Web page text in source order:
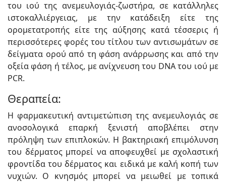
του ιού της ανεμευλογιάς-ζωστήρα, σε κατάλληλες
ιστοκαλλιέργειας, με την κατάδειξη είτε της
ορομετατροπής είτε της αύξησης κατά τέσσερις ή
περισσότερες φορές του τίτλου των αντισωμάτων σε
δείγματα ορού από τη φάση ανάρρωσης και από την
οξεία φάση ή τέλος, με ανίχνευση του DNA του ιού με
PCR.
Θεραπεία:
Η φαρμακευτική αντιμετώπιση της ανεμευλογιάς σε
ανοσολογικά επαρκή ξενιστή αποβλέπει στην
πρόληψη των επιπλοκών. Η βακτηριακή επιμόλυνση
του δέρματος μπορεί να αποφευχθεί με σχολαστική
φροντίδα του δέρματος και ειδικά με καλή κοπή των
νυχιών. Ο κνησμός μπορεί να μειωθεί με τοπικά